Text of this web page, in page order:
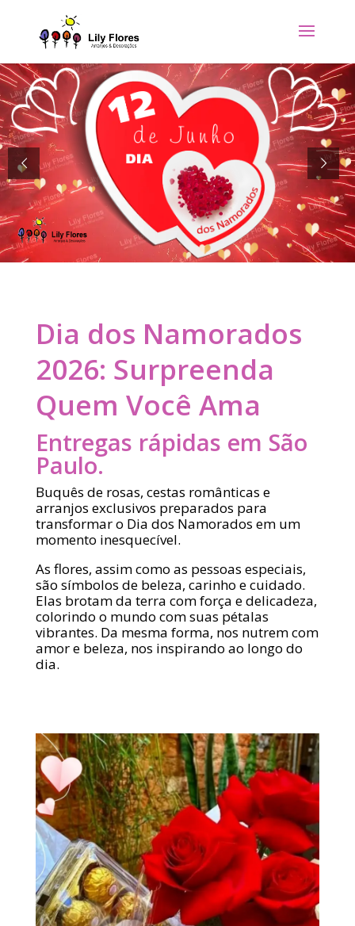
Dia dos Namorados
2026: Surpreenda
Quem Você Ama
Entregas rápidas em São
Paulo.
Buquês de rosas, cestas românticas e
arranjos exclusivos preparados para
transformar o Dia dos Namorados em um
momento inesquecível.
As flores, assim como as pessoas especiais,
são símbolos de beleza, carinho e cuidado.
Elas brotam da terra com força e delicadeza,
colorindo o mundo com suas pétalas
vibrantes. Da mesma forma, nos nutrem com
amor e beleza, nos inspirando ao longo do
dia.